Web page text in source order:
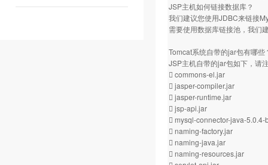
JSP主机如何链接数据库？
我们建议您使用JDBC来链接
需要使用数据库链接池，我们
Tomcat系统自带的jar包有哪些
JSP主机自带的jar包如下，请
 commons-el.jar
 jasper-compiler.jar
 jasper-runtime.jar
 jsp-api.jar
 mysql-connector-java-5.0.4-
 naming-factory.jar
 naming-java.jar
 naming-resources.jar